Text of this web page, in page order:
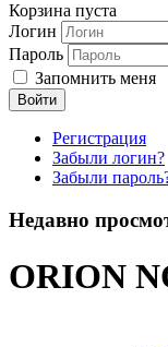
Корзина пуста
Логин
Пароль
Запомнить меня
Регистрация
Забыли логин?
Забыли
Недавно
ORION